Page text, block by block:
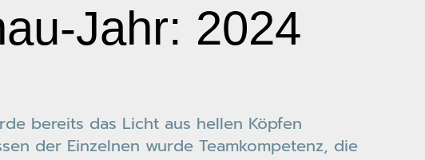
Jahr: 2024
bereits das Licht aus hellen Köpfen
der Einzelnen wurde Teamkompetenz, die